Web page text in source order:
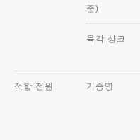
준)
육각 샹크
적합 전원 기종명